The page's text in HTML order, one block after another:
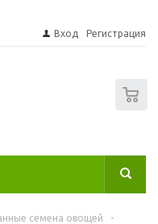
Вход Регистрация
семена овощей
-